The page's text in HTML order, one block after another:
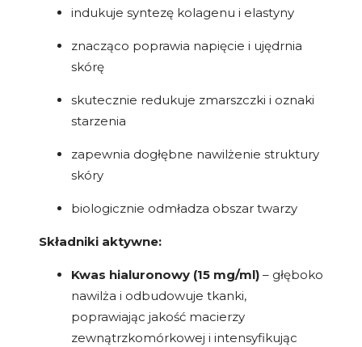
indukuje syntezę kolagenu i elastyny
znacząco poprawia napięcie i ujędrnia
skórę
skutecznie redukuje zmarszczki i oznaki
starzenia
zapewnia dogłębne nawilżenie struktury
skóry
biologicznie odmładza obszar twarzy
Składniki aktywne:
Kwas hialuronowy (15 mg/ml) – głęboko
nawilża i odbudowuje tkanki,
poprawiając jakość macierzy
zewnątrzkomórkowej i intensyfikując